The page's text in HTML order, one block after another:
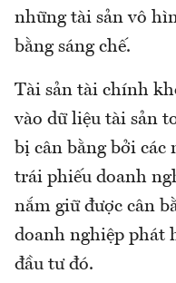
những tài sản vô
bằng sáng chế.
Tài sản tài chính
vào dữ liệu tài sản
bị cân bằng bởi các
trái phiếu doanh
nắm giữ được cân
doanh nghiệp phát
đầu tư đó.